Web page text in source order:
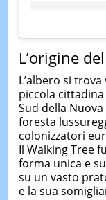
L’origine
L’albero si
piccola cittadina
Sud della
foresta
colonizzatori
Il Walking Tree
forma unica e
su un vasto
e la sua